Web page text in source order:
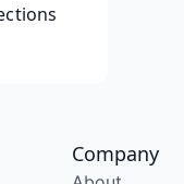
Company